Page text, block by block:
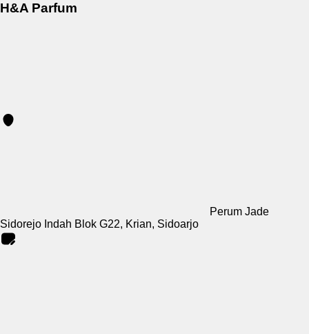
H&A Parfum
Perum Jade
Sidorejo Indah Blok G22, Krian, Sidoarjo